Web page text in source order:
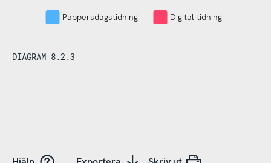
Pappersdagstidning Digital tidning
DIAGRAM 8.2.3